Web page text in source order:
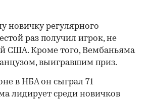
00:00
новичку регулярного
раз получил игрок, не
США. Кроме того, Вембаньяма
выигравшим приз.
в НБА он сыграл 71
лидирует среди новичков